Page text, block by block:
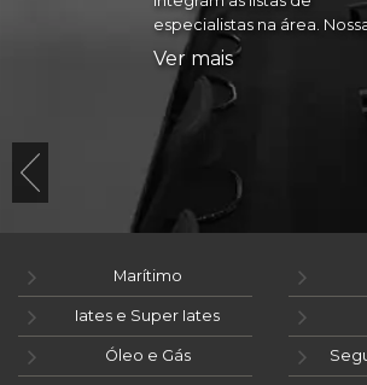
especialistas na área.
Ver mais
Marítimo
Iates e Super Iates
Óleo e Gás